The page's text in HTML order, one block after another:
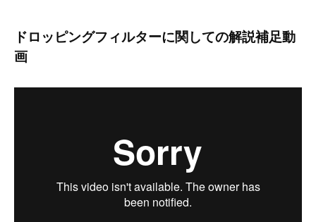
ドロッピングフィルターに関しての解説補足動
画